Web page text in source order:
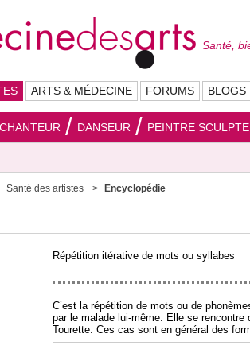
Santé,
ARTS & MÉDECINE FORUMS BLOGS
CHANTEUR DANSEUR PEINTRE
Santé des artistes Encyclopédie
Répétition itérative de mots ou syllabes
C’est la répétition de mots ou de
par le malade lui-même. Elle se
Tourette. Ces cas sont en général des